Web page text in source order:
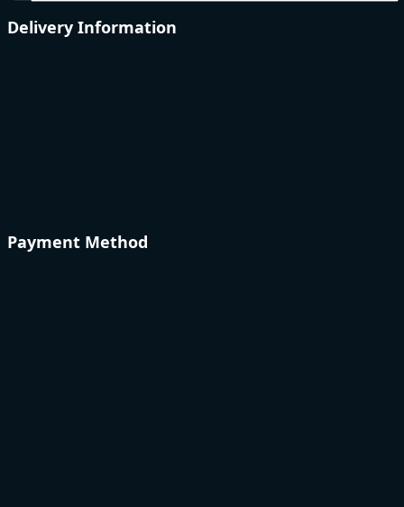
Delivery Information
Payment Method